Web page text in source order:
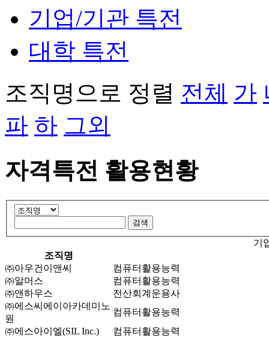
기업/기관 특전
대학 특전
조직명으로 정렬 전체 가
파 하 그외
자격특전 활용현황
기
조직명
㈜아우건이앤씨
컴퓨터활용능력
㈜알머스
컴퓨터활용능력
㈜앤하우스
전산회계운용사
㈜에스씨에이아카데미노
원
컴퓨터활용능력
㈜에스아이엘(SIL Inc.)
컴퓨터활용능력